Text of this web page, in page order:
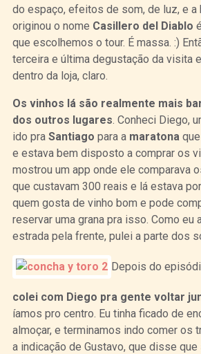
do espaço, efeitos de som, de luz, e
originou o nome Casillero del Diablo
que escolhemos o tour. É massa. :)
terceira e última degustação da visita
dentro da loja, claro.
Os vinhos lá são realmente mais
dos outros lugares . Conheci Diego,
ido pra Santiago para a maratona
e estava bem disposto a comprar os
mostrou um app onde ele comparava
que custavam 300 reais e lá estava
quem gosta de vinho bom e pode
reservar uma grana pra isso. Como eu
estrada pela frente, pulei a parte dos
Depois do
colei com Diego pra gente voltar
íamos pro centro. Eu tinha ficado de
almoçar, e terminamos indo comer os
a indicação de Gustavo, que disse que